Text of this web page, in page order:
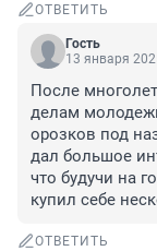
ОТВЕТИТЬ
Гость
13 января
После
делам
орозков под
дал большое
что будучи на
купил себе
ОТВЕТИТЬ